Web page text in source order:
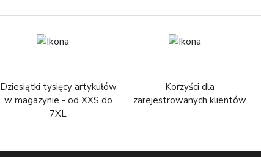
Dziesiątki tysięcy artykułów
w magazynie - od XXS do
7XL
Korzyści dla
zarejestrowanych klientów